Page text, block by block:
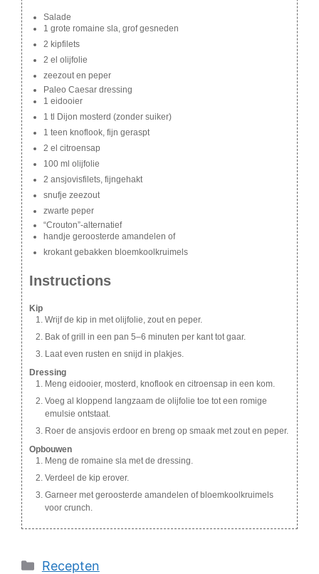
Salade
1 grote romaine sla, grof gesneden
2 kipfilets
2 el olijfolie
zeezout en peper
Paleo Caesar dressing
1 eidooier
1 tl Dijon mosterd (zonder suiker)
1 teen knoflook, fijn geraspt
2 el citroensap
100 ml olijfolie
2 ansjovisfilets, fijngehakt
snufje zeezout
zwarte peper
“Crouton”-alternatief
handje geroosterde amandelen of
krokant gebakken bloemkoolkruimels
Instructions
Kip
Wrijf de kip in met olijfolie, zout en peper.
Bak of grill in een pan 5–6 minuten per kant tot gaar.
Laat even rusten en snijd in plakjes.
Dressing
Meng eidooier, mosterd, knoflook en citroensap in een kom.
Voeg al kloppend langzaam de olijfolie toe tot een romige
emulsie ontstaat.
Roer de ansjovis erdoor en breng op smaak met zout en peper.
Opbouwen
Meng de romaine sla met de dressing.
Verdeel de kip erover.
Garneer met geroosterde amandelen of bloemkoolkruimels
voor crunch.
Categories
Recepten